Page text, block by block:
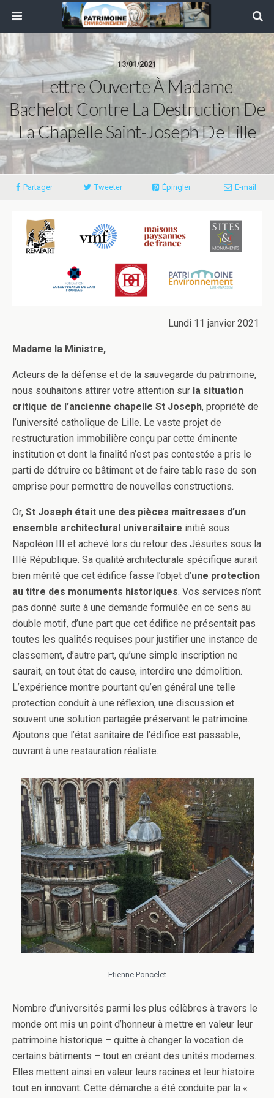
13/01/2021
Lettre Ouverte À Madame
Bachelot Contre La Destruction De
La Chapelle Saint-Joseph De Lille
Partager Tweeter Épingler E-mail
Lundi 11 janvier 2021
Madame la Ministre,
Acteurs de la défense et de la sauvegarde du patrimoine,
nous souhaitons attirer votre attention sur la situation
critique de l’ancienne chapelle St Joseph, propriété de
l’université catholique de Lille. Le vaste projet de
restructuration immobilière conçu par cette éminente
institution et dont la finalité n’est pas contestée a pris le
parti de détruire ce bâtiment et de faire table rase de son
emprise pour permettre de nouvelles constructions.
Or, St Joseph était une des pièces maîtresses d’un
ensemble architectural universitaire initié sous
Napoléon III et achevé lors du retour des Jésuites sous la
IIIè République. Sa qualité architecturale spécifique aurait
bien mérité que cet édifice fasse l’objet d’une protection
au titre des monuments historiques. Vos services n’ont
pas donné suite à une demande formulée en ce sens au
double motif, d’une part que cet édifice ne présentait pas
toutes les qualités requises pour justifier une instance de
classement, d’autre part, qu’une simple inscription ne
saurait, en tout état de cause, interdire une démolition.
L’expérience montre pourtant qu’en général une telle
protection conduit à une réflexion, une discussion et
souvent une solution partagée préservant le patrimoine.
Ajoutons que l’état sanitaire de l’édifice est passable,
ouvrant à une restauration réaliste.
Etienne Poncelet
Nombre d’universités parmi les plus célèbres à travers le
monde ont mis un point d’honneur à mettre en valeur leur
patrimoine historique – quitte à changer la vocation de
certains bâtiments – tout en créant des unités modernes.
Elles mettent ainsi en valeur leurs racines et leur histoire
tout en innovant. Cette démarche a été conduite par la «